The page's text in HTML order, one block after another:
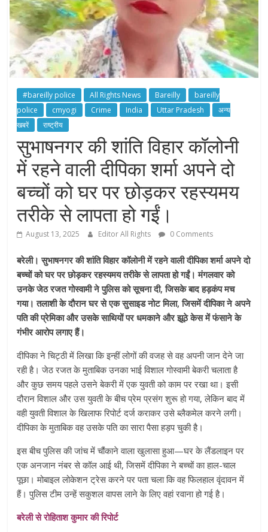
#bareilly police All Rights News Bareilly
bareilly
police
cmyogi Crime India Uttar Pradesh
अन्य
खबरें
राष्ट्रीय
सुभाषनगर की शांति विहार कॉलोनी
में रहने वाली दीपिका शर्मा अपने दो
बच्चों को घर पर छोड़कर रहस्यमय
तरीके से लापता हो गईं।
August 13, 2025 Editor All Rights 0 Comments
बरेली। सुभाषनगर की शांति विहार कॉलोनी में रहने वाली दीपिका शर्मा अपने दो
बच्चों को घर पर छोड़कर रहस्यमय तरीके से लापता हो गईं। मंगलवार को
उनके जेठ रजत गोस्वामी ने पुलिस को सूचना दी, जिसके बाद हड़कंप मच
गया। तलाशी के दौरान घर से एक सुसाइड नोट मिला, जिसमें दीपिका ने अपने
पति की प्रेमिका और उसके साथियों पर धमकाने और झूठे केस में फंसाने के
गंभीर आरोप लगाए हैं।
दीपिका ने चिट्ठी में लिखा कि इन्हीं लोगों की वजह से वह अपनी जान देने जा
रही है। जेठ रजत के मुताबिक उनका भाई विशाल गोस्वामी बेकरी चलाता है
और कुछ समय पहले उसने बेकरी में एक युवती को काम पर रखा था। इसी
दौरान विशाल और उस युवती के बीच प्रेम प्रसंग शुरू हो गया, लेकिन बाद में
वही युवती विशाल के खिलाफ रिपोर्ट दर्ज कराकर उसे ब्लैकमेल करने लगी।
दीपिका के मुताबिक वह उसके पति का सारा पैसा हड़प चुकी है।
इस बीच पुलिस की जांच में चौंकाने वाला खुलासा हुआ—घर के लैंडलाइन पर
एक अनजान नंबर से कॉल आई थी, जिसमें दीपिका ने बच्चों का हाल-चाल
पूछा। मोबाइल लोकेशन ट्रेस करने पर पता चला कि वह फिलहाल वृंदावन में
हैं। पुलिस टीम उन्हें सकुशल वापस लाने के लिए वहां रवाना हो गई है।
बरेली से रोहिताश कुमार की रिपोर्ट